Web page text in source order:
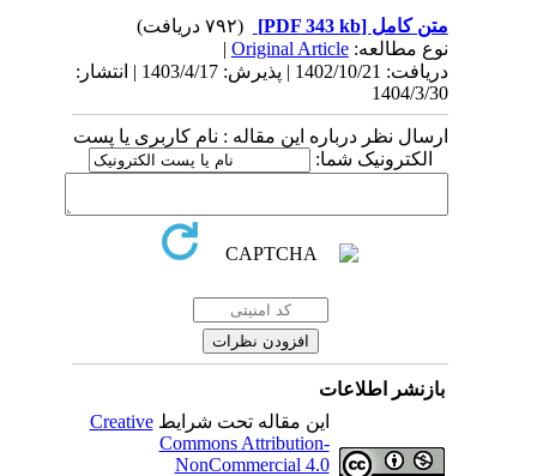
متن کامل[PDF 343 kb]
نوع مطالعه:Original Article
|
دریافت: 1402/10/21 | پذیرش: 1403/4/17 | انتشار:
1404/3/30
ارسال نظر درباره این مقاله : نام کاربری یا پست
الکترونیک شما:
بازنشر اطلاعات
این مقاله تحت شرایطCreative
Commons Attribution-
NonCommercial 4.0